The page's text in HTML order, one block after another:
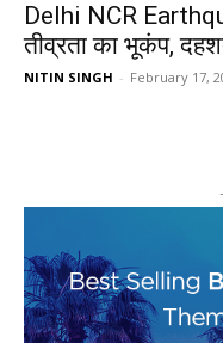
Delhi NCR
तीव्रता का भूकंप,
NITIN SINGH - February 17,